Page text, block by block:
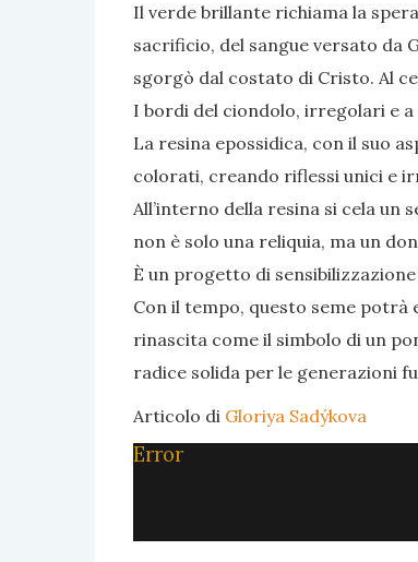
Il verde brillante richiama la
sacrificio, del sangue versato da
sgorgò dal costato di Cristo. Al
I bordi del ciondolo, irregolari e
La resina epossidica, con il suo
colorati, creando riflessi unici e
All’interno della resina si cela
non è solo una reliquia, ma un
È un progetto di
Con il tempo, questo seme
rinascita come il simbolo di un
radice solida per le generazioni
Articolo di Gloriya Sadýkova
Error